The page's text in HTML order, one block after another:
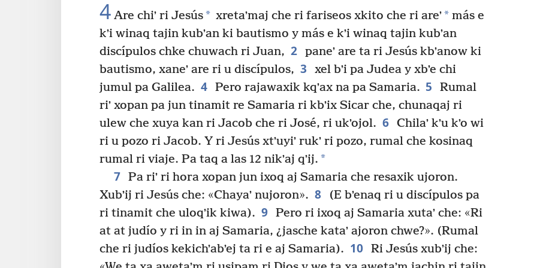
4 Are chiʼ ri Jesús* xretaʼmaj che ri fariseos xkito che ri areʼ* más e
kʼi winaq tajin kubʼan ki bautismo y más e kʼi winaq tajin kubʼan
discípulos chke chuwach ri Juan, 2 paneʼ are ta ri Jesús kbʼanow ki
bautismo, xaneʼ are ri u discípulos, 3
xel bʼi pa Judea y xbʼe chi
jumul pa Galilea. 4 Pero rajawaxik kqʼax na pa Samaria. 5
Rumal
riʼ xopan pa jun tinamit re Samaria ri kbʼix Sicar che, chunaqaj ri
ulew che xuya kan ri Jacob che ri José, ri ukʼojol. 6 Chilaʼ kʼu kʼo wi
ri u pozo ri Jacob. Y ri Jesús xtʼuyiʼ rukʼ ri pozo, rumal che kosinaq
rumal ri viaje. Pa taq a las 12 nikʼaj qʼij. *
7 Pa riʼ ri hora xopan jun ixoq aj Samaria che resaxik ujoron.
Xubʼij ri Jesús che: «Chayaʼ nujoron». 8
(E bʼenaq ri u discípulos pa
ri tinamit che uloqʼik kiwa). 9 Pero ri ixoq aj Samaria xutaʼ che: «Ri
at at judío y ri in in aj Samaria, ¿jasche kataʼ ajoron chwe?». (Rumal
che ri judíos kekichʼabʼej ta ri e aj Samaria). 10 Ri Jesús xubʼij che: